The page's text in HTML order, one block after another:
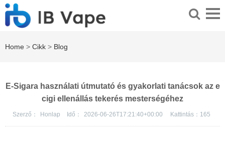
Home > Cikk > Blog
E-Sigara használati útmutató és gyakorlati tanácsok az e
cigi ellenállás tekerés mesterségéhez
Szerző： Honlap Idő： 2026-06-26T17:21:40+00:00 Kattintás： 165